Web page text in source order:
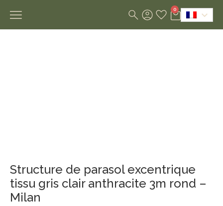
0
Structure de parasol excentrique
tissu gris clair anthracite 3m rond –
Milan